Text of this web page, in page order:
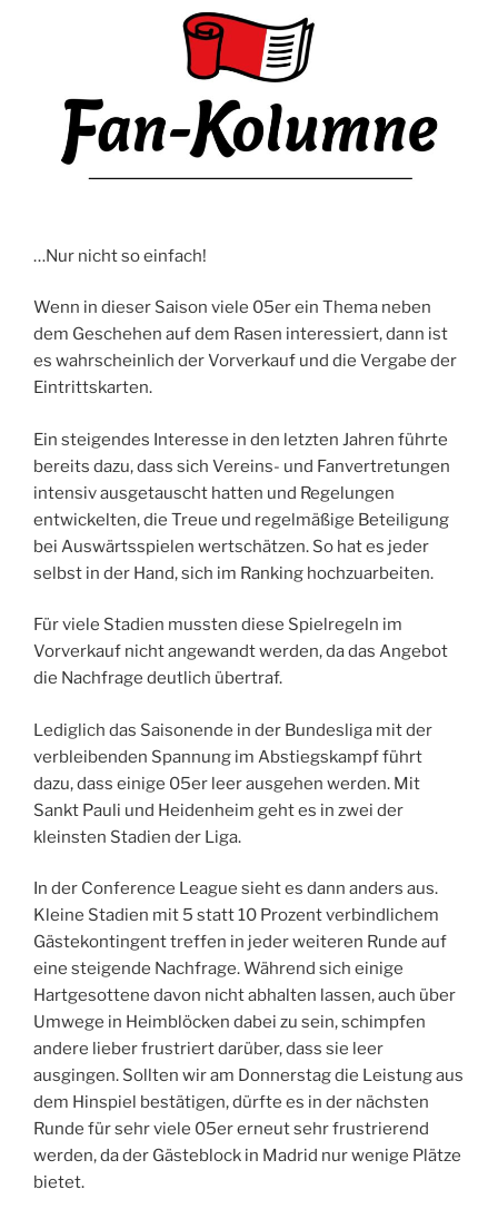
…Nur nicht so einfach!
Wenn in dieser Saison viele 05er ein Thema neben
dem Geschehen auf dem Rasen interessiert, dann ist
es wahrscheinlich der Vorverkauf und die Vergabe der
Eintrittskarten.
Ein steigendes Interesse in den letzten Jahren führte
bereits dazu, dass sich Vereins- und Fanvertretungen
intensiv ausgetauscht hatten und Regelungen
entwickelten, die Treue und regelmäßige Beteiligung
bei Auswärtsspielen wertschätzen. So hat es jeder
selbst in der Hand, sich im Ranking hochzuarbeiten.
Für viele Stadien mussten diese Spielregeln im
Vorverkauf nicht angewandt werden, da das Angebot
die Nachfrage deutlich übertraf.
Lediglich das Saisonende in der Bundesliga mit der
verbleibenden Spannung im Abstiegskampf führt
dazu, dass einige 05er leer ausgehen werden. Mit
Sankt Pauli und Heidenheim geht es in zwei der
kleinsten Stadien der Liga.
In der Conference League sieht es dann anders aus.
Kleine Stadien mit 5 statt 10 Prozent verbindlichem
Gästekontingent treffen in jeder weiteren Runde auf
eine steigende Nachfrage. Während sich einige
Hartgesottene davon nicht abhalten lassen, auch über
Umwege in Heimblöcken dabei zu sein, schimpfen
andere lieber frustriert darüber, dass sie leer
ausgingen. Sollten wir am Donnerstag die Leistung aus
dem Hinspiel bestätigen, dürfte es in der nächsten
Runde für sehr viele 05er erneut sehr frustrierend
werden, da der Gästeblock in Madrid nur wenige Plätze
bietet.